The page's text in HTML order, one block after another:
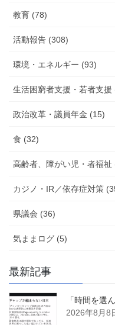
教育 (78)
活動報告 (308)
環境・エネルギー (93)
生活困窮者支援・若者支援
政治改革・議員年金 (15)
食 (32)
高齢者、障がい児・者福祉
カジノ・IR／依存症対策
県議会 (36)
気ままログ (5)
最新記事
「時間を
2026年8月8